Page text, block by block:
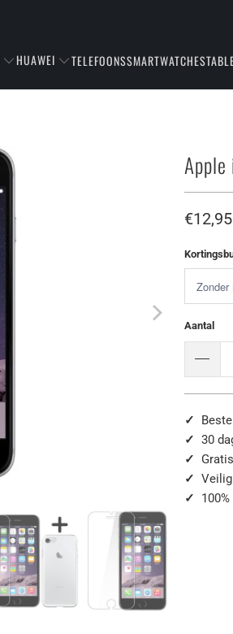
HUAWEI TELEFOONSSMARTWATCHES
€12,95
Aantal
✓
✓ 30
✓
✓
✓